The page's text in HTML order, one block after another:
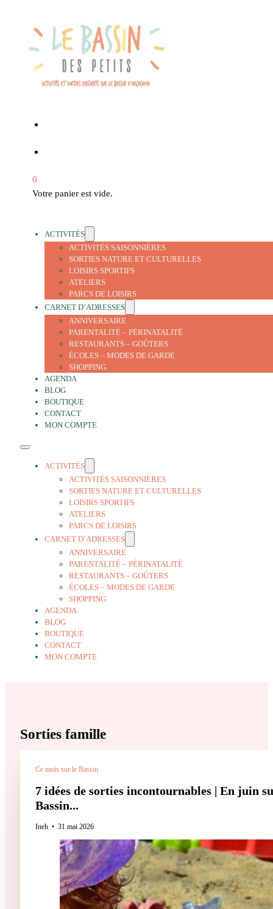
0
Votre panier est vide.
ACTIVITÉS
ACTIVITÉS SAISONNIÈRES
SORTIES NATURE ET CULTURELLES
LOISIRS SPORTIFS
ATELIERS
PARCS DE LOISIRS
CARNET D’ADRESSES
ANNIVERSAIRE
PARENTALITÉ – PÉRINATALITÉ
RESTAURANTS – GOÛTERS
ÉCOLES – MODES DE GARDE
SHOPPING
AGENDA
BLOG
BOUTIQUE
CONTACT
MON COMPTE
ACTIVITÉS
ACTIVITÉS SAISONNIÈRES
SORTIES NATURE ET CULTURELLES
LOISIRS SPORTIFS
ATELIERS
PARCS DE LOISIRS
CARNET D’ADRESSES
ANNIVERSAIRE
PARENTALITÉ – PÉRINATALITÉ
RESTAURANTS – GOÛTERS
ÉCOLES – MODES DE GARDE
SHOPPING
AGENDA
BLOG
BOUTIQUE
CONTACT
MON COMPTE
Sorties famille
Ce mois sur le Bassin
7 idées de sorties incontournables | En juin
Bassin...
Ineh 31 mai 2026